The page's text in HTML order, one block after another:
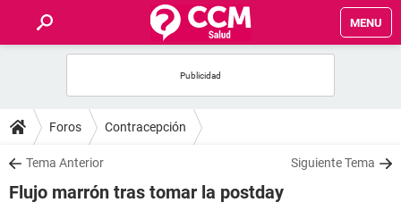
MENU
FOROS
SALUD
FAMILIA
Foros Contracepción
Tema Anterior Siguiente Tema
Flujo marrón tras tomar la postday